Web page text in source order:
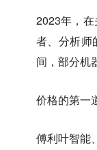
2023年，
者、分析师
间，部分机
价格的第一
傅利叶智能